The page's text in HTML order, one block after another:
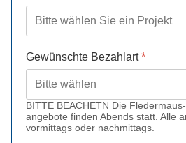
Gewünschte Bezahlart*
BITTE BEACHETN Die
angebote finden Abends statt. Alle
vormittags oder nachmittags.